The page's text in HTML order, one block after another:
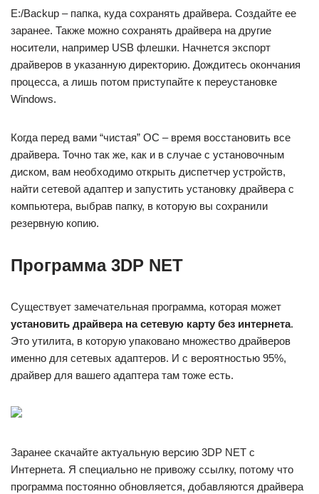
E:/Backup – папка, куда сохранять драйвера. Создайте ее
заранее. Также можно сохранять драйвера на другие
носители, например USB флешки. Начнется экспорт
драйверов в указанную директорию. Дождитесь окончания
процесса, а лишь потом приступайте к переустановке
Windows.
Когда перед вами “чистая” ОС – время восстановить все
драйвера. Точно так же, как и в случае с установочным
диском, вам необходимо открыть диспетчер устройств,
найти сетевой адаптер и запустить установку драйвера с
компьютера, выбрав папку, в которую вы сохранили
резервную копию.
Программа 3DP NET
Существует замечательная программа, которая может
установить драйвера на сетевую карту без интернета.
Это утилита, в которую упаковано множество драйверов
именно для сетевых адаптеров. И с вероятностью 95%,
драйвер для вашего адаптера там тоже есть.
Заранее скачайте актуальную версию 3DP NET с
Интернета. Я специально не привожу ссылку, потому что
программа постоянно обновляется, добавляются драйвера